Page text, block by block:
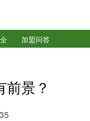
加盟问答
景？